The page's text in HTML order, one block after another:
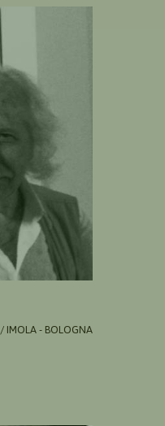
IMOLA - BOLOGNA